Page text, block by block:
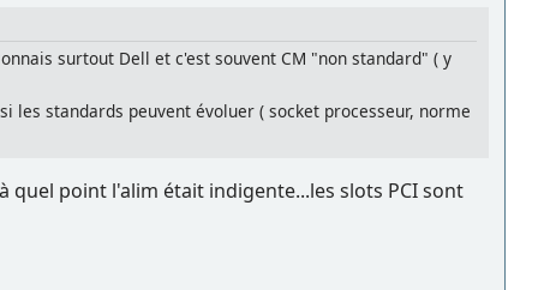
surtout Dell et c'est souvent CM "non standard" ( y
standards peuvent évoluer ( socket processeur, norme
quel point l'alim était indigente...les slots PCI sont